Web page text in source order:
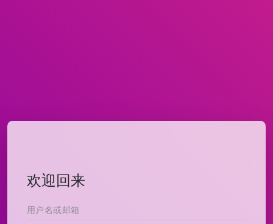
欢迎回来